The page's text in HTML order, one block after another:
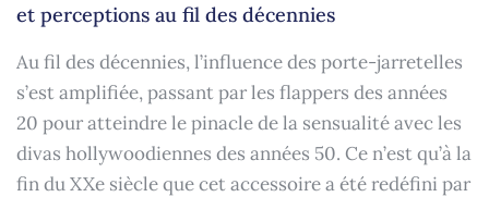
et perceptions au fil des décennies
Au fil des décennies, l’influence des porte-jarretelles
s’est amplifiée, passant par les flappers des années
20 pour atteindre le pinacle de la sensualité avec les
divas hollywoodiennes des années 50. Ce n’est qu’à la
fin du XXe siècle que cet accessoire a été redéfini par